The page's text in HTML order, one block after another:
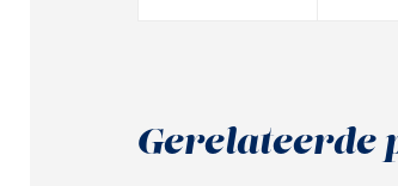
Gerelateerde